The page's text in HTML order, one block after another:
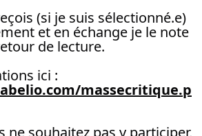
(si je suis sélectionné.e)
et en échange je le note
de lecture.
massecritique.p
ne souhaitez pas y participer,